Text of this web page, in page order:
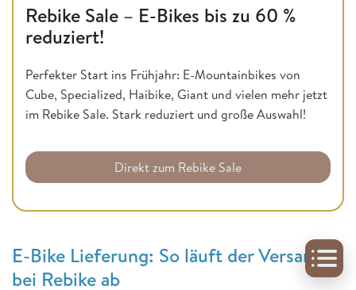
Rebike Sale – E-Bikes bis zu 60 %
reduziert!
Perfekter Start ins Frühjahr: E-Mountainbikes von
Cube, Specialized, Haibike, Giant und vielen mehr jetzt
im Rebike Sale. Stark reduziert und große Auswahl!
Direkt zum Rebike Sale
E-Bike Lieferung: So läuft der Versand
bei Rebike ab